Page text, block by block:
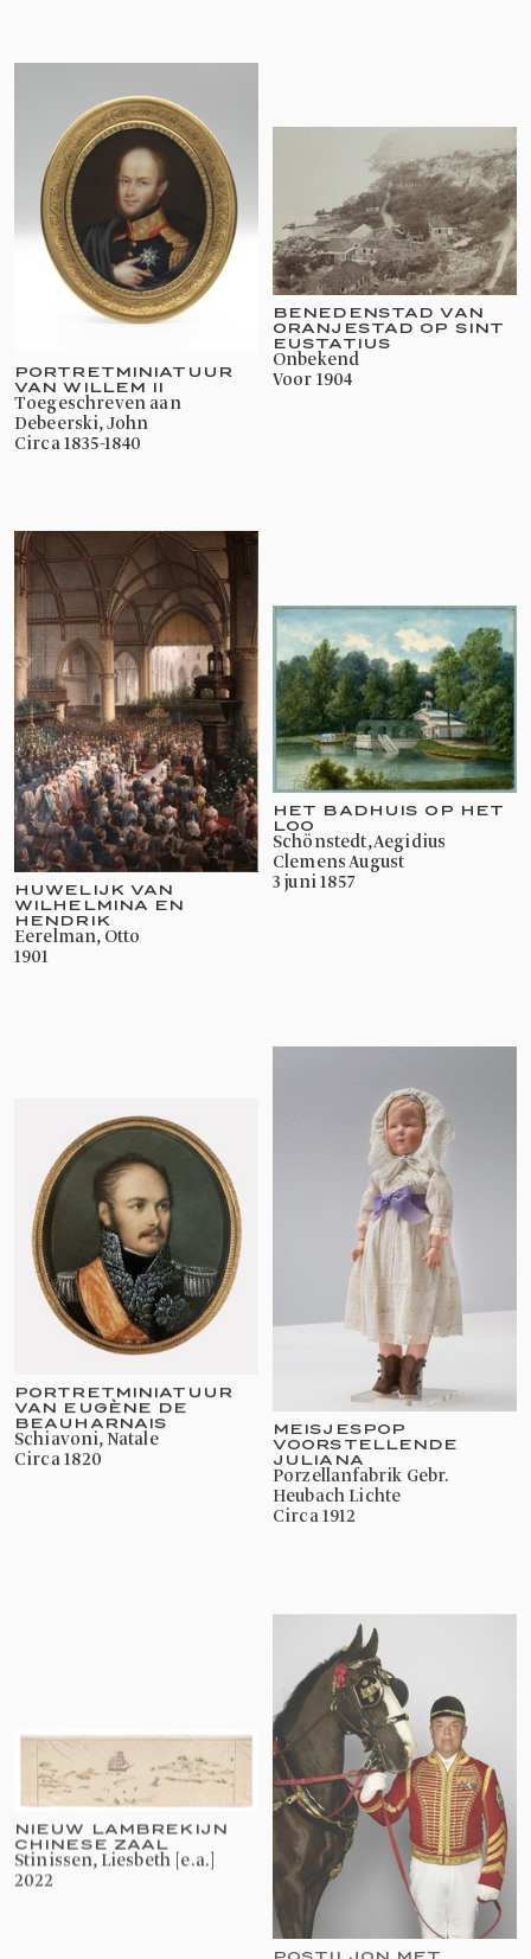
PORTRETMINIATUUR
VAN WILLEM II
toegeschreven aan
Debeerski, John
circa 1835-1840
BENEDENSTAD VAN
ORANJESTAD OP SINT
EUSTATIUS
onbekend
voor 1904
HUWELIJK VAN
WILHELMINA EN
HENDRIK
Eerelman, Otto
1901
HET BADHUIS OP HET
LOO
Schönstedt, Aegidius
Clemens August
3 juni 1857
PORTRETMINIATUUR
VAN EUGÈNE DE
BEAUHARNAIS
Schiavoni, Natale
circa 1820
MEISJESPOP
VOORSTELLENDE
JULIANA
Porzellanfabrik Gebr.
Heubach Lichte
circa 1912
NIEUW LAMBREKIJN
CHINESE ZAAL
Stinissen, Liesbeth [e.a.]
2022
POSTILJON MET